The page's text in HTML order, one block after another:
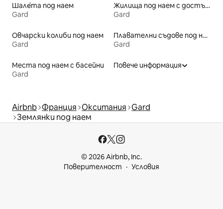
Шале́та под наем
Gard
Жилища под наем с достъп до плажа
Gard
Овчарски колиби под наем
Gard
Плавателни съдове под наем
Gard
Места под наем с басейни
Gard
Повече информация
Airbnb Франция Окситания Gard
Землянки под наем
© 2026 Airbnb, Inc.
Поверителност
Условия